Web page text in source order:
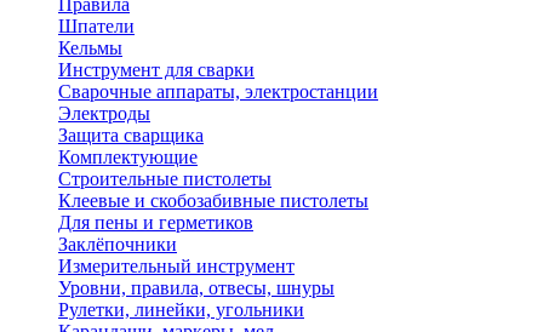
Правила
Шпатели
Кельмы
Инструмент для сварки
Сварочные аппараты, электростанции
Электроды
Защита сварщика
Комплектующие
Строительные пистолеты
Клеевые и скобозабивные пистолеты
Для пены и герметиков
Заклёпочники
Измерительный инструмент
Уровни, правила, отвесы, шнуры
Рулетки, линейки, угольники